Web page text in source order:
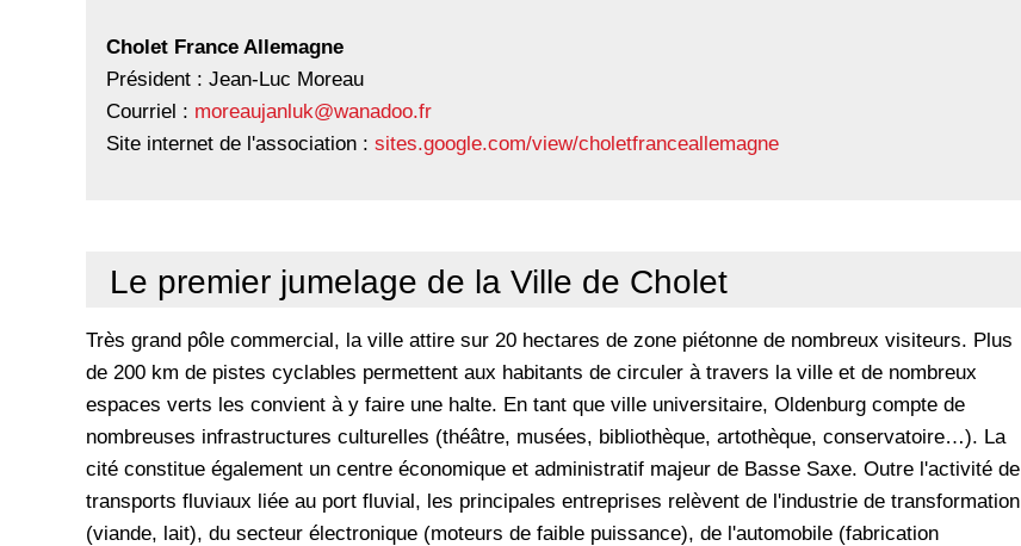
Cholet France Allemagne
Président : Jean-Luc Moreau
Courriel : moreaujanluk@wanadoo.fr
Site internet de l'association :sites.google.com/view/choletfranceallemagne
Le premier jumelage de la Ville de Cholet
Très grand pôle commercial, la ville attire sur 20 hectares de zone piétonne de nombreux visiteurs. Plus
de 200 km de pistes cyclables permettent aux habitants de circuler à travers la ville et de nombreux
espaces verts les convient à y faire une halte. En tant que ville universitaire, Oldenburg compte de
nombreuses infrastructures culturelles (théâtre, musées, bibliothèque, artothèque, conservatoire…). La
cité constitue également un centre économique et administratif majeur de Basse Saxe. Outre l'activité de
transports fluviaux liée au port fluvial, les principales entreprises relèvent de l'industrie de transformation
(viande, lait), du secteur électronique (moteurs de faible puissance), de l'automobile (fabrication